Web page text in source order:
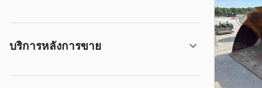
บริการหลังการขาย